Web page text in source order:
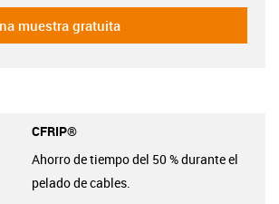
muestra gratuita
CFRIP®
Ahorro de tiempo del 50 % durante el
pelado de cables.